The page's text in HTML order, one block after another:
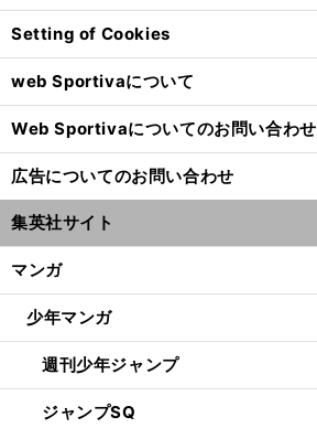
Setting of Cookies
web Sportivaについて
Web Sportivaについてのお問い合わせ
広告についてのお問い合わせ
集英社サイト
マンガ
少年マンガ
週刊少年ジャンプ
ジャンプSQ